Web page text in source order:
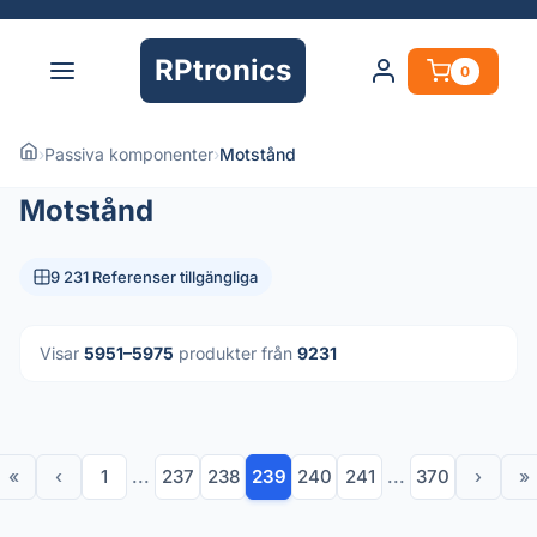
RPtronics 0
›Passiva komponenter›Motstånd
Motstånd
9 231 Referenser tillgängliga
Visar 5951–5975 produkter från 9231
« ‹ 1 ... 237 238 239 240 241 ... 370 › »